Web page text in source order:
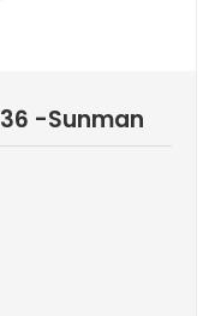
-Sunman